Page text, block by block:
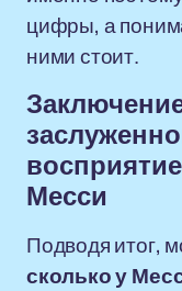
цифры, а
ними стоит.
Месси
Подводя итог,
сколько у